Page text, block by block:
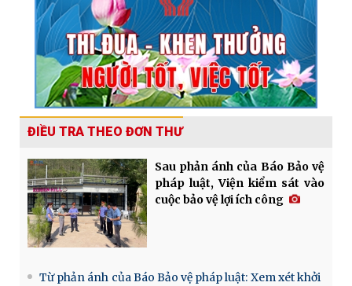
ĐIỀU TRA THEO ĐƠN THƯ
Sau phản ánh của Báo Bảo vệ
pháp luật, Viện kiểm sát vào
cuộc bảo vệ lợi ích công
Từ phản ánh của Báo Bảo vệ pháp luật: Xem xét khởi